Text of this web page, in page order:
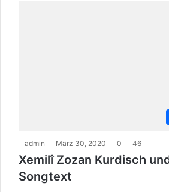
admin März 30, 2020 0 46
Xemilî Zozan Kurdisch
Songtext